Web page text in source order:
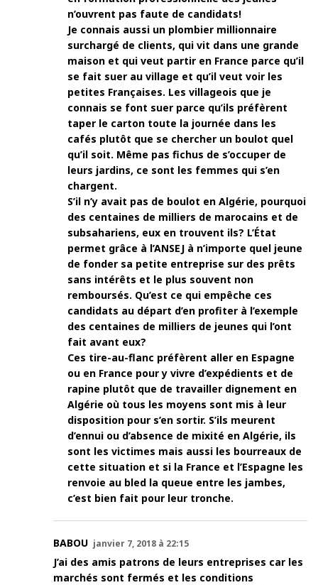
n’ouvrent pas faute de candidats!
Je connais aussi un plombier millionnaire
surchargé de clients, qui vit dans une grande
maison et qui veut partir en France parce qu’il
se fait suer au village et qu’il veut voir les
petites Françaises. Les villageois que je
connais se font suer parce qu’ils préfèrent
taper le carton toute la journée dans les
cafés plutôt que se chercher un boulot quel
qu’il soit. Même pas fichus de s’occuper de
leurs jardins, ce sont les femmes qui s’en
chargent.
S’il n’y avait pas de boulot en Algérie, pourquoi
des centaines de milliers de marocains et de
subsahariens, eux en trouvent ils? L’État
permet grâce à l’ANSEJ à n’importe quel jeune
de fonder sa petite entreprise sur des prêts
sans intérêts et le plus souvent non
remboursés. Qu’est ce qui empêche ces
candidats au départ d’en profiter à l’exemple
des centaines de milliers de jeunes qui l’ont
fait avant eux?
Ces tire-au-flanc préfèrent aller en Espagne
ou en France pour y vivre d’expédients et de
rapine plutôt que de travailler dignement en
Algérie où tous les moyens sont mis à leur
disposition pour s’en sortir. S’ils meurent
d’ennui ou d’absence de mixité en Algérie, ils
sont les victimes mais aussi les bourreaux de
cette situation et si la France et l’Espagne les
renvoie au bled la queue entre les jambes,
c’est bien fait pour leur tronche.
BABOU janvier 7, 2018 à 22:15
J’ai des amis patrons de leurs entreprises car les
marchés sont fermés et les conditions